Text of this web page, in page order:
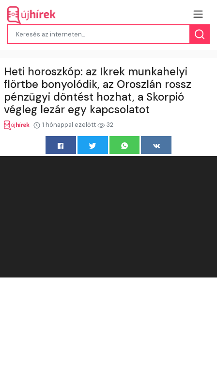
Heti horoszkóp: az Ikrek munkahelyi
flörtbe bonyolódik, az Oroszlán rossz
pénzügyi döntést hozhat, a Skorpió
végleg lezár egy kapcsolatot
1 hónappal ezelőtt 32